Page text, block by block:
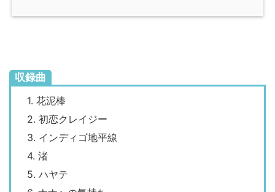
収録曲
1. 花泥棒
2. 初恋クレイジー
3. インディゴ地平線
4. 渚
5. ハヤテ